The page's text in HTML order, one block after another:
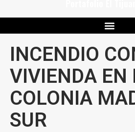
INCENDIO
VIVIENDA EN
COLONIA
SUR